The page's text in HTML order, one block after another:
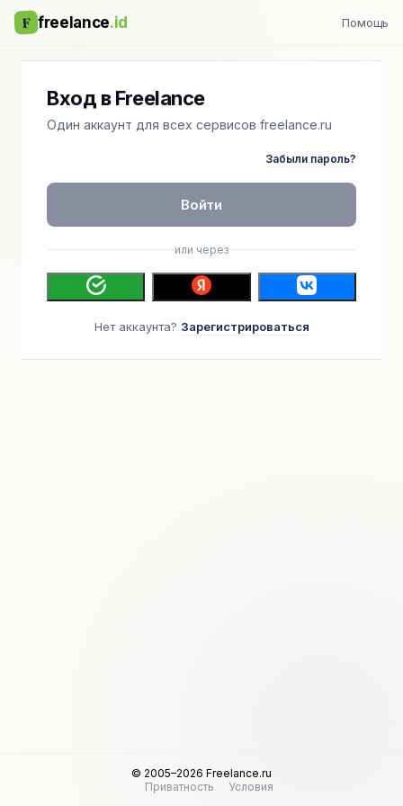
F freelance.id Помощь
Вход в Freelance
Один аккаунт для всех сервисов freelance.ru
Забыли пароль?
Войти
или через
Нет аккаунта? Зарегистрироваться
© 2005–2026 Freelance.ru
Приватность
Условия